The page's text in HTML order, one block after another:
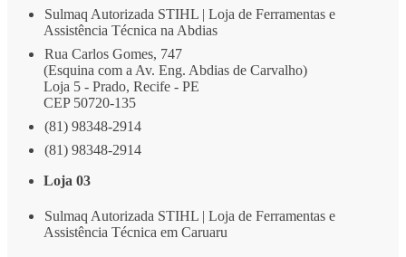
Sulmaq Autorizada STIHL | Loja de Ferramentas e
Assistência Técnica na Abdias
Rua Carlos Gomes, 747
(Esquina com a Av. Eng. Abdias de Carvalho)
Loja 5 - Prado, Recife - PE
CEP 50720-135
(81) 98348-2914
(81) 98348-2914
Loja 03
Sulmaq Autorizada STIHL | Loja de Ferramentas e
Assistência Técnica em Caruaru